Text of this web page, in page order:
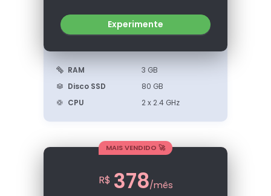
Experimente
RAM
3 GB
Disco SSD
80 GB
CPU
2 x 2.4 GHz
MAIS VENDIDO 🚀
R$ 378/mês